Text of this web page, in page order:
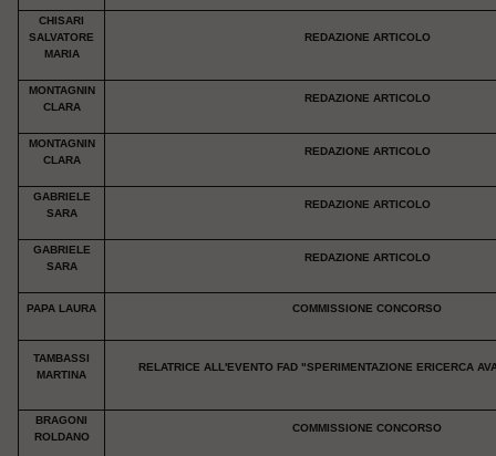
CHISARI
SALVATORE
MARIA
REDAZIONE ARTICOLO
MONTAGNIN
CLARA
REDAZIONE ARTICOLO
MONTAGNIN
CLARA
REDAZIONE ARTICOLO
GABRIELE
SARA
REDAZIONE ARTICOLO
GABRIELE
SARA
REDAZIONE ARTICOLO
PAPA LAURA COMMISSIONE CONCORSO
TAMBASSI
MARTINA
RELATRICE ALL'EVENTO FAD "SPERIMENTAZIONE ERICERCA
BRAGONI
ROLDANO
COMMISSIONE CONCORSO